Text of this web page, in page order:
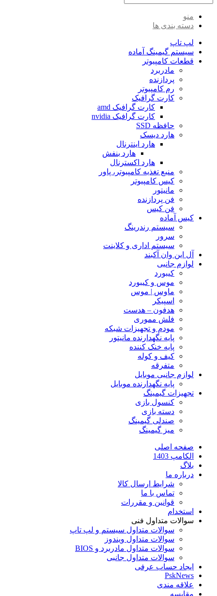
منو
دسته بندی ها
لپ تاپ
سیستم گیمینگ آماده
قطعات کامپیوتر
مادربرد
پردازنده
رم کامپیوتر
کارت گرافیک
کارت گرافیک amd
کارت گرافیک nvidia
حافظه SSD
هارد دیسک
هارد اینترنال
هارد بنفش
هارد اکسترنال
منبع تغذیه کامپیوتر، پاور
کیس کامپیوتر
مانیتور
فن پردازنده
فن کیس
کیس آماده
سیستم رندرینگ
سرور
سیستم‌ اداری و کلاینت
آل این وان آکبند
لوازم جانبی
کیبورد
موس و کیبورد
ماوس | موس
اسپیکر
هدفون – هدست
فلش مموری
مودم و تجهیزات شبکه
پایه نگهدارنده مانیتور
پایه خنک کننده
کیف و کوله
متفرقه
لوازم جانبی موبایل
پایه نگهدارنده موبایل
تجهیزات گیمینگ
کنسول بازی
دسته بازی
صندلی گیمینگ
میز گیمینگ
صفحه اصلی
الکامپ 1403
بلاگ
درباره ما
شرایط ارسال کالا
تماس با ما
قوانین و مقررات
استخدام
سوالات متداول فنی
سوالات متداول سیستم و لپ تاپ
سوالات متداول ویندوز
سوالات متداول مادربرد و BIOS
سوالات متداول جانبی
ایجاد حساب عرفی
PskNews
علاقه مندی
مقایسه